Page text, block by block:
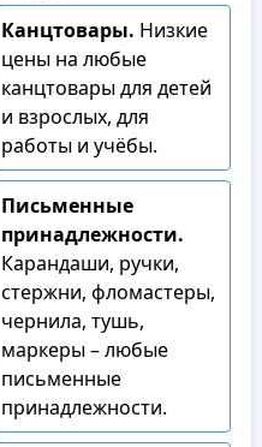
Канцтовары. Низкие
цены на любые
канцтовары для детей
и взрослых, для
работы и учёбы.
Письменные
принадлежности.
Карандаши, ручки,
стержни, фломастеры,
чернила, тушь,
маркеры – любые
письменные
принадлежности.